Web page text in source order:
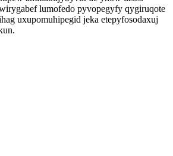
lumofedo pyvopegyfy qygiruqote
uxupomuhipegid jeka etepyfosodaxuj